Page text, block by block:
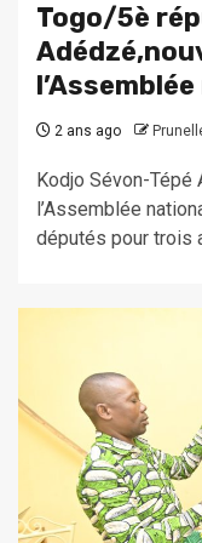
Togo/5è
2 ans ago
Kodjo Sévon-
l’Assemblée
députés pour trois